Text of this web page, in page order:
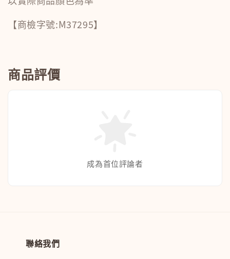
【商檢字號:M37295】
商品評價
成為首位評論者
聯絡我們